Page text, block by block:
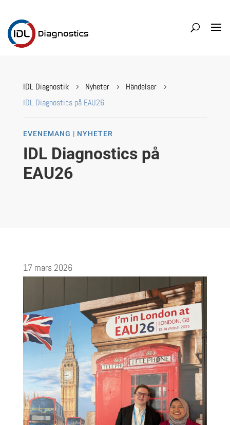
IDL Diagnostik 5 Nyheter 5 Händelser 5
IDL Diagnostics på EAU26
EVENEMANG | NYHETER
IDL Diagnostics på
EAU26
17 mars 2026